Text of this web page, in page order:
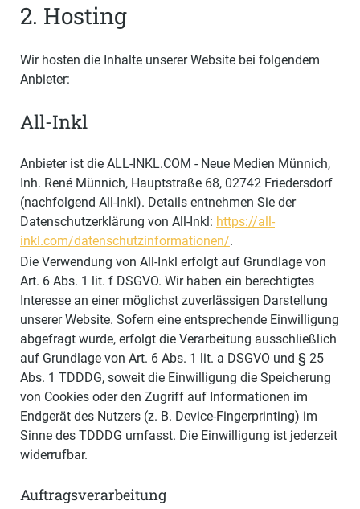
2. Hosting
Wir hosten die Inhalte unserer Website bei folgendem
Anbieter:
All-Inkl
Anbieter ist die ALL-INKL.COM - Neue Medien Münnich,
Inh. René Münnich, Hauptstraße 68, 02742 Friedersdorf
(nachfolgend All-Inkl). Details entnehmen Sie der
Datenschutzerklärung von All-Inkl: https://all-
inkl.com/datenschutzinformationen/.
Die Verwendung von All-Inkl erfolgt auf Grundlage von
Art. 6 Abs. 1 lit. f DSGVO. Wir haben ein berechtigtes
Interesse an einer möglichst zuverlässigen Darstellung
unserer Website. Sofern eine entsprechende Einwilligung
abgefragt wurde, erfolgt die Verarbeitung ausschließlich
auf Grundlage von Art. 6 Abs. 1 lit. a DSGVO und § 25
Abs. 1 TDDDG, soweit die Einwilligung die Speicherung
von Cookies oder den Zugriff auf Informationen im
Endgerät des Nutzers (z. B. Device-Fingerprinting) im
Sinne des TDDDG umfasst. Die Einwilligung ist jederzeit
widerrufbar.
Auftragsverarbeitung